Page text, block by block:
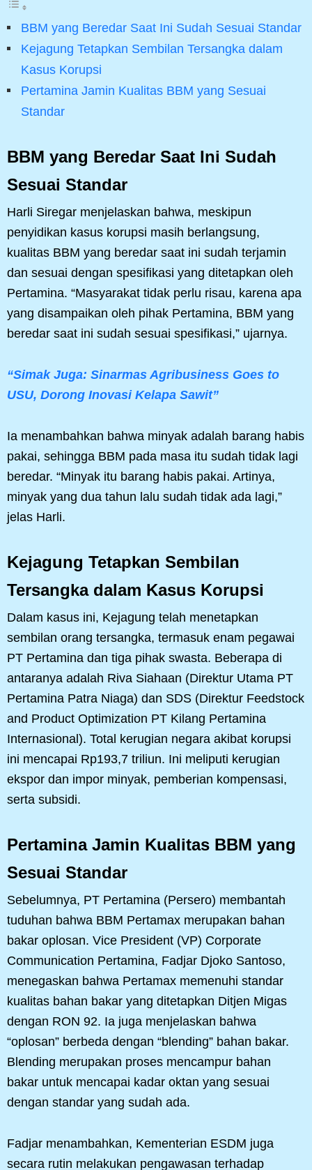
BBM yang Beredar Saat Ini Sudah Sesuai Standar
Kejagung Tetapkan Sembilan Tersangka dalam
Kasus Korupsi
Pertamina Jamin Kualitas BBM yang Sesuai
Standar
BBM yang Beredar Saat Ini Sudah
Sesuai Standar
Harli Siregar menjelaskan bahwa, meskipun
penyidikan kasus korupsi masih berlangsung,
kualitas BBM yang beredar saat ini sudah terjamin
dan sesuai dengan spesifikasi yang ditetapkan oleh
Pertamina. “Masyarakat tidak perlu risau, karena apa
yang disampaikan oleh pihak Pertamina, BBM yang
beredar saat ini sudah sesuai spesifikasi,” ujarnya.
“Simak Juga: Sinarmas Agribusiness Goes to
USU, Dorong Inovasi Kelapa Sawit”
Ia menambahkan bahwa minyak adalah barang habis
pakai, sehingga BBM pada masa itu sudah tidak lagi
beredar. “Minyak itu barang habis pakai. Artinya,
minyak yang dua tahun lalu sudah tidak ada lagi,”
jelas Harli.
Kejagung Tetapkan Sembilan
Tersangka dalam Kasus Korupsi
Dalam kasus ini, Kejagung telah menetapkan
sembilan orang tersangka, termasuk enam pegawai
PT Pertamina dan tiga pihak swasta. Beberapa di
antaranya adalah Riva Siahaan (Direktur Utama PT
Pertamina Patra Niaga) dan SDS (Direktur Feedstock
and Product Optimization PT Kilang Pertamina
Internasional). Total kerugian negara akibat korupsi
ini mencapai Rp193,7 triliun. Ini meliputi kerugian
ekspor dan impor minyak, pemberian kompensasi,
serta subsidi.
Pertamina Jamin Kualitas BBM yang
Sesuai Standar
Sebelumnya, PT Pertamina (Persero) membantah
tuduhan bahwa BBM Pertamax merupakan bahan
bakar oplosan. Vice President (VP) Corporate
Communication Pertamina, Fadjar Djoko Santoso,
menegaskan bahwa Pertamax memenuhi standar
kualitas bahan bakar yang ditetapkan Ditjen Migas
dengan RON 92. Ia juga menjelaskan bahwa
“oplosan” berbeda dengan “blending” bahan bakar.
Blending merupakan proses mencampur bahan
bakar untuk mencapai kadar oktan yang sesuai
dengan standar yang sudah ada.
Fadjar menambahkan, Kementerian ESDM juga
secara rutin melakukan pengawasan terhadap